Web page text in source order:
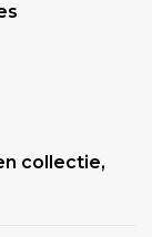
collectie,